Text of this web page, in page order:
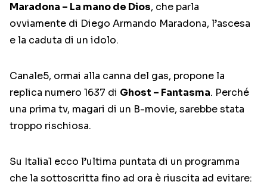
Maradona – La mano de Dios, che parla
ovviamente di Diego Armando Maradona, l’ascesa
e la caduta di un idolo.
Canale5, ormai alla canna del gas, propone la
replica numero 1637 di Ghost – Fantasma. Perché
una prima tv, magari di un B-movie, sarebbe stata
troppo rischiosa.
Su Italia1 ecco l’ultima puntata di un programma
che la sottoscritta fino ad ora è riuscita ad evitare: